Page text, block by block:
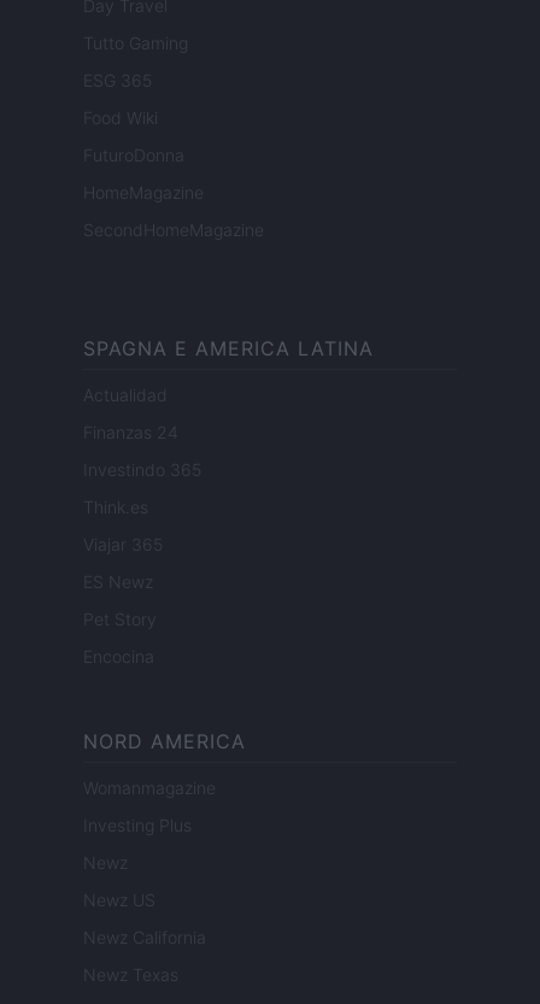
Day Travel
Tutto Gaming
ESG 365
Food Wiki
FuturoDonna
HomeMagazine
SecondHomeMagazine
SPAGNA E AMERICA LATINA
Actualidad
Finanzas 24
Investindo 365
Think.es
Viajar 365
ES Newz
Pet Story
Encocina
NORD AMERICA
Womanmagazine
Investing Plus
Newz
Newz US
Newz California
Newz Texas